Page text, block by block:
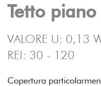
Tetto piano
VALORE U: 0,13
REI: 30 - 120
Copertura